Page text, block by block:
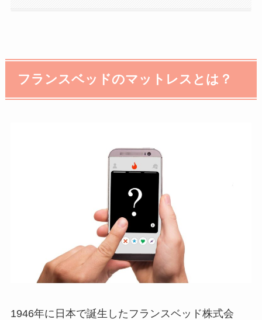
フランスベッドのマットレスとは？
1946年に日本で誕生したフランスベッド株式会